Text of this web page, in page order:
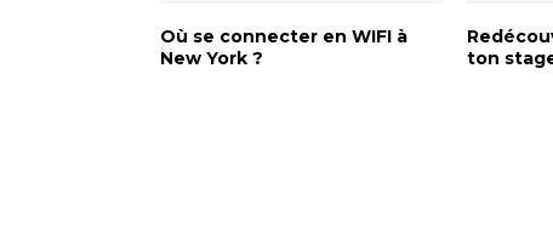
Où se connecter en WIFI à
New York ?
ton